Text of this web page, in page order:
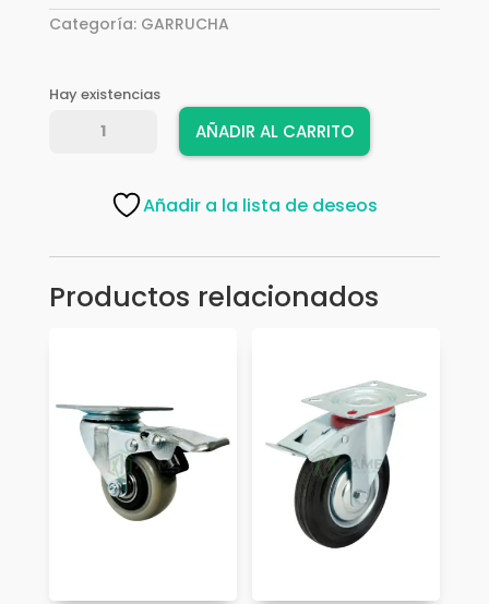
Categoría: GARRUCHA
Hay existencias
GARRUCHA
NARANJ
1121
AÑADIR AL CARRITO
Añadir a la lista de deseos
Productos relacionados